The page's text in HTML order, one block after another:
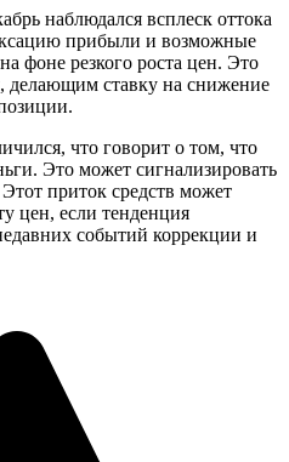
наблюдался всплеск оттока
прибыли и возможные
фоне резкого роста цен. Это
делающим ставку на снижение
что говорит о том, что
Это может сигнализировать
приток средств может
цен, если тенденция
событий коррекции и